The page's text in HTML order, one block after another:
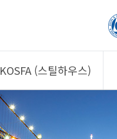
KOSFA (스틸하우스)
제품소개
회원사